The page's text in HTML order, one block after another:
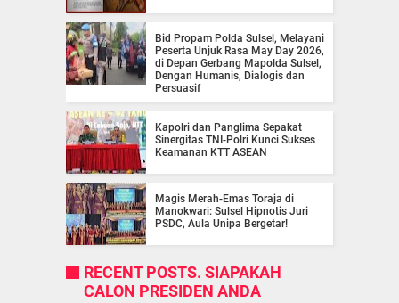
Bid Propam Polda Sulsel, Melayani
Peserta Unjuk Rasa May Day 2026,
di Depan Gerbang Mapolda Sulsel,
Dengan Humanis, Dialogis dan
Persuasif
Kapolri dan Panglima Sepakat
Sinergitas TNI-Polri Kunci Sukses
Keamanan KTT ASEAN
Magis Merah-Emas Toraja di
Manokwari: Sulsel Hipnotis Juri
PSDC, Aula Unipa Bergetar!
RECENT POSTS. SIAPAKAH
CALON PRESIDEN ANDA